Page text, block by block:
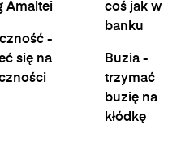
Amaltei
-
się na
coś jak w
banku
Buzia -
trzymać
buzię na
kłódkę